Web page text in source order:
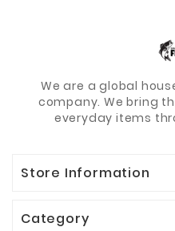
We are a global
company. We bring
everyday items
Store Information
Category